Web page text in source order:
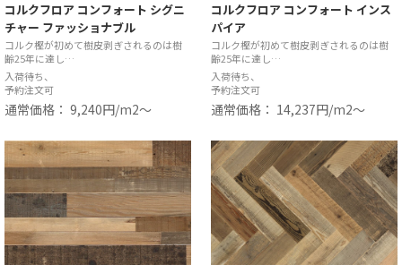
コルクフロア コンフォート シグニ
チャー ファッショナブル
コルク樫が初めて樹皮剥ぎされるのは樹
齢25年に達し…
入荷待ち、
予約注文可
通常価格： 9,240円/m2〜
コルクフロア コンフォート インス
パイア
コルク樫が初めて樹皮剥ぎされるのは樹
齢25年に達し…
入荷待ち、
予約注文可
通常価格： 14,237円/m2〜